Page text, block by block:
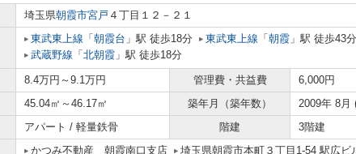
埼玉県朝霞市宮戸 ４丁目１２－２１
東武東上線 「 朝霞台 」駅 徒歩18分 東武東上線 「 朝霞 」駅 徒歩43分
武蔵野線 「 北朝霞 」駅 徒歩18分
8.4万円～9.1万円 管理費・共益費
6,000円
45.04㎡～46.17㎡ 築年月（築年数）
2009年 8月
アパート / 軽量鉄骨 階建 3階建
かつみ不動産 朝霞南口支店
埼玉県朝霞市本町３丁目1-54 駅広ビ